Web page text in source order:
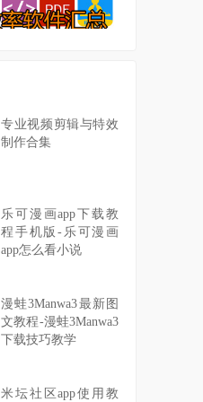
专业视频剪辑与特效
制作合集
乐可漫画app下载教
程手机版-乐可漫画
app怎么看小说
漫蛙3Manwa3最新图
文教程-漫蛙3Manwa3
下载技巧教学
米坛社区app使用教